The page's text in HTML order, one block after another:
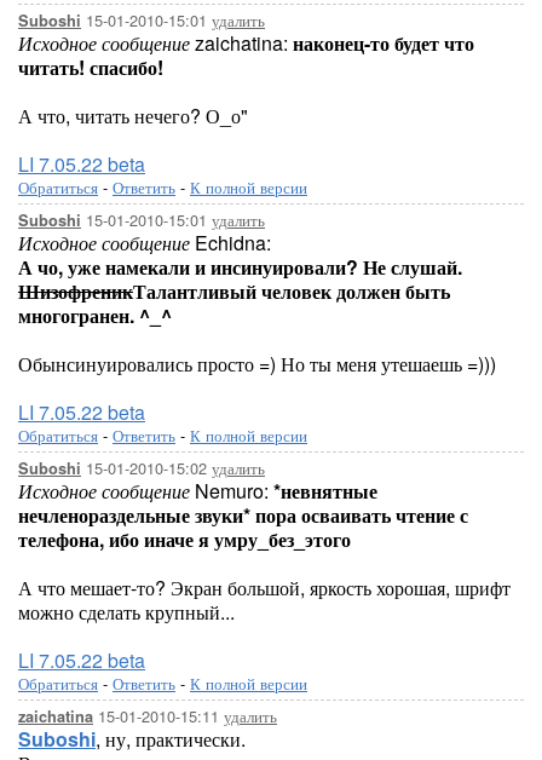
Suboshi 15-01-2010-15:01 удалить
Исходное сообщениеzaichatina: наконец-то будет что
читать! спасибо!
А что, читать нечего? О_о"
LI 7.05.22 beta
Обратиться - Ответить - К полной версии
Suboshi 15-01-2010-15:01 удалить
Исходное сообщение Echidna:
А чо, уже намекали и инсинуировали? Не слушай.
ШизофреникТалантливый человек должен быть
многогранен. ^_^
Обынсинуировались просто =) Но ты меня утешаешь =)))
LI 7.05.22 beta
Обратиться - Ответить - К полной версии
Suboshi 15-01-2010-15:02 удалить
Исходное сообщение Nemuro: *невнятные
нечленораздельные звуки* пора осваивать чтение с
телефона, ибо иначе я умру_без_этого
А что мешает-то? Экран большой, яркость хорошая, шрифт
можно сделать крупный...
LI 7.05.22 beta
Обратиться - Ответить - К полной версии
zaichatina 15-01-2010-15:11 удалить
Suboshi, ну, практически.